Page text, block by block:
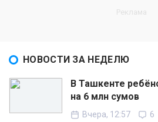
НОВОСТИ ЗА НЕДЕЛЮ
В Ташкенте
на 6 млн сумов
Вчера, 12:57 6